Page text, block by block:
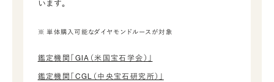
います。
※ 単体購入可能なダイヤモンドルースが対象
鑑定機関「GIA（米国宝石学会）」
鑑定機関「CGL（中央宝石研究所）」